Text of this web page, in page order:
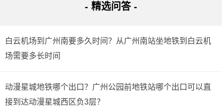
- 精选问答 -
白云机场到广州南要多久时间？从广州南站坐地铁到白云机
场需要多长时间
动漫星城地铁哪个出口？广州公园前地铁站哪个出口可以直
接到达动漫星城西区负3层？